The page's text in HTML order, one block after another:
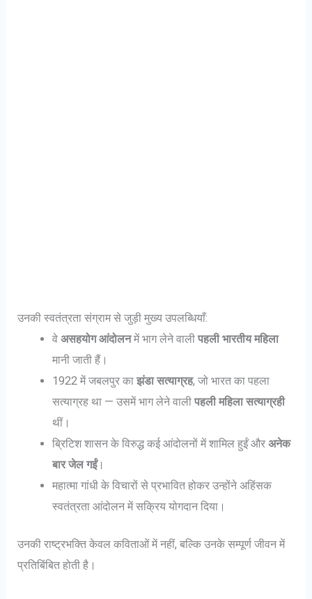
उनकी स्वतंत्रता संग्राम से जुड़ी मुख्य उपलब्धियाँ:
वे असहयोग आंदोलनमें भाग लेने वाली पहली भारतीय महिला
मानी जाती हैं।
1922 में जबलपुर का झंडा सत्याग्रह, जो भारत का पहला
सत्याग्रह था — उसमें भाग लेने वाली पहली महिला सत्याग्रही
थीं।
ब्रिटिश शासन के विरुद्ध कई आंदोलनों में शामिल हुईं और अनेक
बार जेल गईं।
महात्मा गांधी के विचारों से प्रभावित होकर उन्होंने अहिंसक
स्वतंत्रता आंदोलन में सक्रिय योगदान दिया।
उनकी राष्ट्रभक्ति केवल कविताओं में नहीं, बल्कि उनके सम्पूर्ण जीवन में
प्रतिबिंबित होती है।